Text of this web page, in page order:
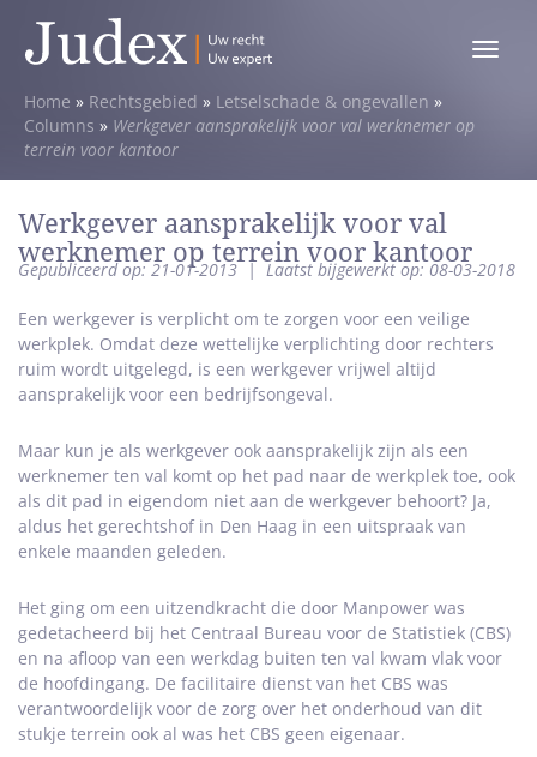
Toggle
Home » Rechtsgebied » Letselschade & ongevallen »
Columns » Werkgever aansprakelijk voor val werknemer op
terrein voor kantoor
Werkgever aansprakelijk voor val
werknemer op terrein voor kantoor
Gepubliceerd op: 21-01-2013|Laatst bijgewerkt op: 08-03-2018
Een werkgever is verplicht om te zorgen voor een veilige
werkplek. Omdat deze wettelijke verplichting door rechters
ruim wordt uitgelegd, is een werkgever vrijwel altijd
aansprakelijk voor een bedrijfsongeval.
Maar kun je als werkgever ook aansprakelijk zijn als een
werknemer ten val komt op het pad naar de werkplek toe, ook
als dit pad in eigendom niet aan de werkgever behoort? Ja,
aldus het gerechtshof in Den Haag in een uitspraak van
enkele maanden geleden.
Het ging om een uitzendkracht die door Manpower was
gedetacheerd bij het Centraal Bureau voor de Statistiek (CBS)
en na afloop van een werkdag buiten ten val kwam vlak voor
de hoofdingang. De facilitaire dienst van het CBS was
verantwoordelijk voor de zorg over het onderhoud van dit
stukje terrein ook al was het CBS geen eigenaar.